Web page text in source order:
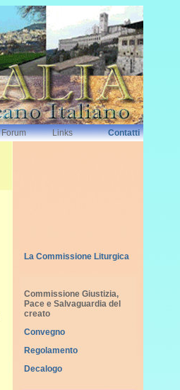
Forum Links Contatti
La Commissione Liturgica
Commissione Giustizia,
Pace e Salvaguardia del
creato
Convegno
Regolamento
Decalogo